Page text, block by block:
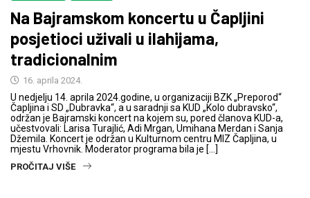
Na Bajramskom koncertu u Čapljini
posjetioci uživali u ilahijama,
tradicionalnim
16. aprila 2024.
U nedjelju 14. aprila 2024.godine, u organizaciji BZK „Preporod“
Čapljina i SD „Dubravka“, a u saradnji sa KUD „Kolo dubravsko“,
održan je Bajramski koncert na kojem su, pored članova KUD-a,
učestvovali: Larisa Turajlić, Adi Mrgan, Umihana Merdan i Sanja
Džemila. Koncert je održan u Kulturnom centru MIZ Čapljina, u
mjestu Vrhovnik. Moderator programa bila je […]
PROČITAJ VIŠE